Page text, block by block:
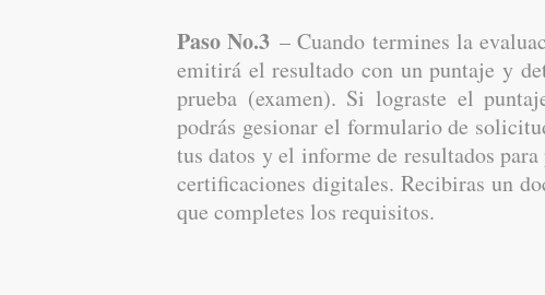
Paso No.3 – Cuando termines la
emitirá el resultado con un puntaje y
prueba (examen). Si lograste el
podrás gesionar el formulario de
tus datos y el informe de resultados
certificaciones digitales. Recibiras un
que completes los requisitos.